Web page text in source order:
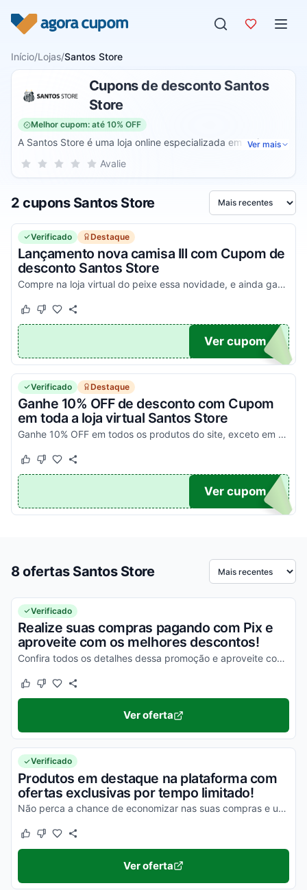
Início/Lojas/Santos Store
Cupons de desconto Santos
Store
Melhor cupom: até 10% OFF
A Santos Store é uma loja online especializada em artigos
esportivos deste time. Assim, através dele, você pode
presentear.
Ver mais
Sua nota para Santos Store, de 1 a 5 estrelas
5 estrelas
4 estrelas
3 estrelas
2 estrelas
1 estrela Avalie
2 cupons Santos Store Ordenar por
Verificado Destaque
Lançamento nova camisa III com Cupom de
desconto Santos Store
Compre na loja virtual do peixe essa novidade, e ainda ganhe desconto extra com o voucher. Aplique agora!
Este cupom funcionou
Este cupom não funcionou
20
Ver cupom
Verificado Destaque
Ganhe 10% OFF de desconto com Cupom
em toda a loja virtual Santos Store
Ganhe 10% OFF em todos os produtos do site, exceto em camisas de jogo. Pegue o seu cupom e digite o código no carrinho e garanta seu desconto!
Este cupom funcionou
Este cupom não funcionou
10
Ver cupom
8 ofertas Santos Store Ordenar por
Verificado
Realize suas compras pagando com Pix e
aproveite com os melhores descontos!
Confira todos os detalhes dessa promoção e aproveite com vantagens simplesmente incríveis!
Este cupom funcionou
Este cupom não funcionou
Ver oferta
Verificado
Produtos em destaque na plataforma com
ofertas exclusivas por tempo limitado!
Não perca a chance de economizar nas suas compras e usufrua das melhores vantagens possíveis!
Este cupom funcionou
Este cupom não funcionou
Ver oferta